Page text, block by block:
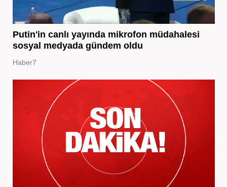
Putin'in canlı yayında mikrofon müdahalesi
sosyal medyada gündem oldu
Haber7